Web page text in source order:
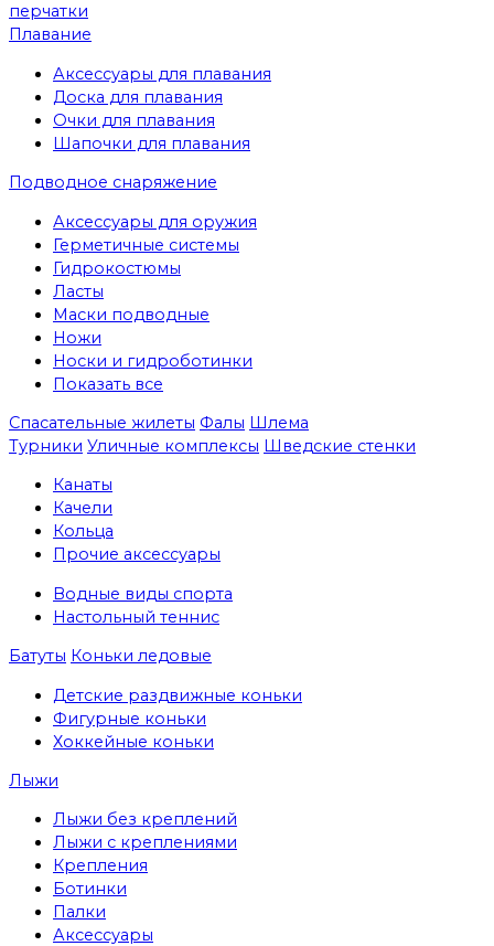
перчатки
Плавание
Аксессуары для плавания
Доска для плавания
Очки для плавания
Шапочки для плавания
Подводное снаряжение
Аксессуары для оружия
Герметичные системы
Гидрокостюмы
Ласты
Маски подводные
Ножи
Носки и гидроботинки
Показать все
Спасательные жилеты Фалы Шлема
Турники Уличные комплексы Шведские стенки
Канаты
Качели
Кольца
Прочие аксессуары
Водные виды спорта
Настольный теннис
Батуты Коньки ледовые
Детские раздвижные коньки
Фигурные коньки
Хоккейные коньки
Лыжи
Лыжи без креплений
Лыжи с креплениями
Крепления
Ботинки
Палки
Аксессуары